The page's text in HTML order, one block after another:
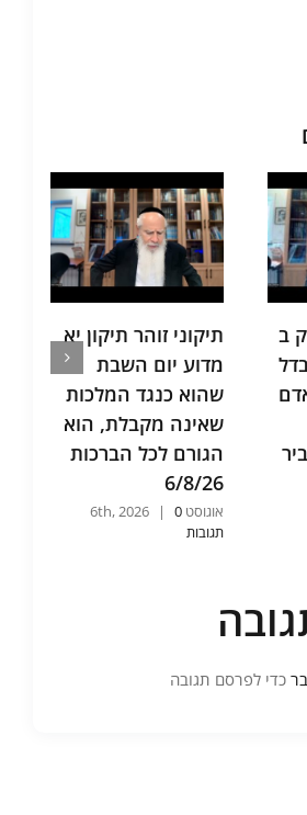
ב
תיקוני זוהר תיקון יא
מדוע יום השבת
שהוא כנגד המלכות
שאינה מקבלת, הוא
הגורם לכל הברכות
6/8/26
אוגוסט 6th, 2026 |
0
תגובות
כדי לפרסם תגובה